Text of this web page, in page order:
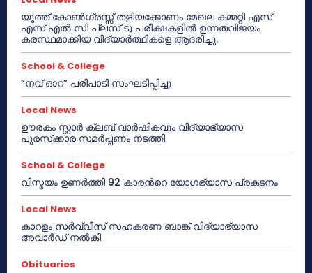
യൂത്ത് കോൺഗ്രസ്സ് തളിയക്കോണം മേഖല കമ്മറ്റി എസ്
എസ് എൽ സി പ്ലസ് ടു പരീക്ഷകളിൽ ഉന്നതവിജയം
കരസ്ഥമാക്കിയ വിദ്യാർത്ഥികളെ ആദരിച്ചു.
School & College
“നവ് ഓറ” പരിപാടി സംഘടിപ്പിച്ചു
Local News
ഊരകം സ്റ്റാർ ക്ലബ് വാർഷികവും വിദ്യാഭ്യാസ
പുരസ്‌ക്കാര സമർപ്പണം നടത്തി
School & College
വിസ്മയം ഉണർത്തി 92 കാരൻറെ യോഗഭ്യാസ പ്രകടനം
Local News
കാറളം സർവ്വീസ് സഹകരണ ബാങ്ക് വിദ്യാഭ്യാസ
അവാർഡ് നൽകി
Obituaries